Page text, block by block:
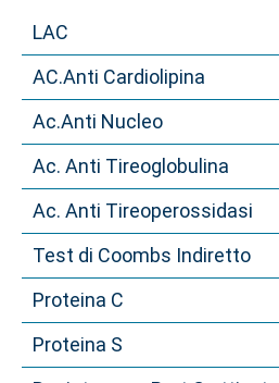
LAC
AC.Anti Cardiolipina
Ac.Anti Nucleo
Ac. Anti Tireoglobulina
Ac. Anti Tireoperossidasi
Test di Coombs Indiretto
Proteina C
Proteina S